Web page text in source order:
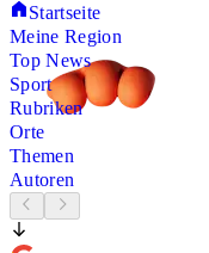
Startseite
Meine Region
Top News
Sport
Rubriken
Orte
Themen
Autoren